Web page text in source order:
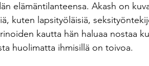
elämäntilanteensa. Akash on
kuten lapsityöläisiä,
kautta hän haluaa nostaa
huolimatta ihmisillä on toivoa.